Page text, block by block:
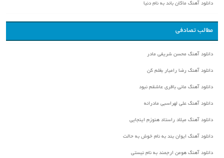
دانلود آهنگ ماکان باند به نام دنیا
مطالب تصادفی
دانلود آهنگ محسن شریفی مادر
دانلود آهنگ رضا رامیار بغلم کن
دانلود آهنگ مانی باقری عاشقم نبود
دانلود آهنگ علی لهراسبی مادرانه
دانلود آهنگ میلاد راستاد هنوزم اینجایی
دانلود آهنگ ایوان بند به نام خوش به حالت
دانلود آهنگ هومن ارجمند به نام نیستی